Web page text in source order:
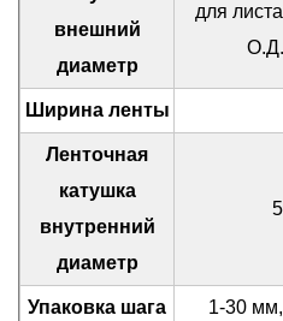
внешний
диаметр
для
Ширина ленты
Ленточная
катушка
внутренний
диаметр
Упаковка шага 1-30